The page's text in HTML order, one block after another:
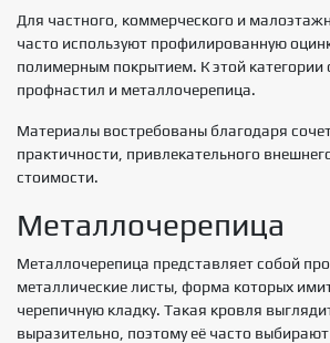
Для частного, коммерческого и
часто используют профилированную
полимерным покрытием. К этой категории
профнастил и металлочерепица.
Материалы востребованы благодаря
практичности, привлекательного
стоимости.
Металлочерепица
Металлочерепица представляет собой
металлические листы, форма которых
черепичную кладку. Такая кровля
выразительно, поэтому её часто